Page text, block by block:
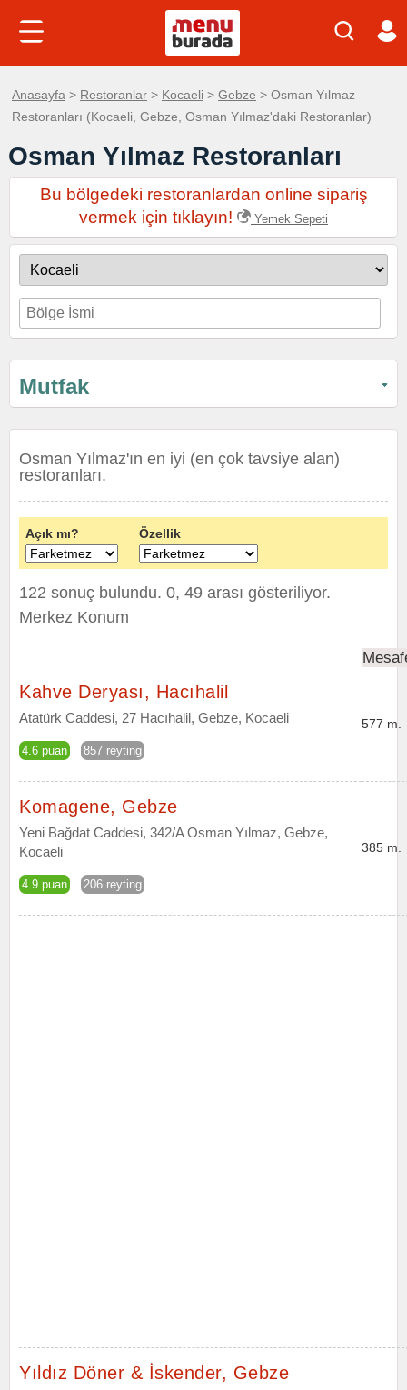
Anasayfa > Restoranlar > Kocaeli > Gebze > Osman Yılmaz
Restoranları (Kocaeli, Gebze, Osman Yılmaz'daki Restoranlar)
Osman Yılmaz Restoranları
Bu bölgedeki restoranlardan online sipariş
vermek için tıklayın!
Yemek Sepeti
Mutfak
Osman Yılmaz'ın en iyi (en çok tavsiye alan)
restoranları.
Açık mı? Özellik
122 sonuç bulundu. 0, 49 arası gösteriliyor.
Merkez Konum
Kahve Deryası, Hacıhalil
Atatürk Caddesi, 27 Hacıhalil, Gebze, Kocaeli
4.6 puan 857 reyting
577 m.
Komagene, Gebze
Yeni Bağdat Caddesi, 342/A Osman Yılmaz, Gebze,
Kocaeli
4.9 puan 206 reyting
385 m.
Yıldız Döner & İskender, Gebze